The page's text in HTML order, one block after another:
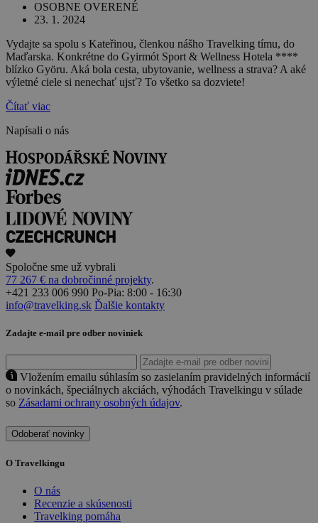
OSOBNE OVERENÉ
23. 1. 2024
Vydajte sa spolu s Kateřinou, členkou nášho Travelking tímu, do
Maďarska. Konkrétne do Gyirmót Sport & Wellness Hotela ****
blízko Györu. Aká bola cesta, ubytovanie, wellness a strava? A aké
výletné ciele si nenechať ujsť? To všetko sa dozviete!
Čítať viac
Napísali o nás
Spoločne sme už vybrali
77 267 € na dobročinné projekty.
+421 233 006 990 Po-Pia: 8:00 - 16:30
info@travelking.sk Ďalšie kontakty
Zadajte e-mail pre odber noviniek
Vložením emailu súhlasím so zasielaním pravidelných informácií
o novinkách, špeciálnych akciách, výhodách Travelkingu v súlade
so Zásadami ochrany osobných údajov.
Odoberať novinky
O Travelkingu
O nás
Recenzie a skúsenosti
Travelking pomáha